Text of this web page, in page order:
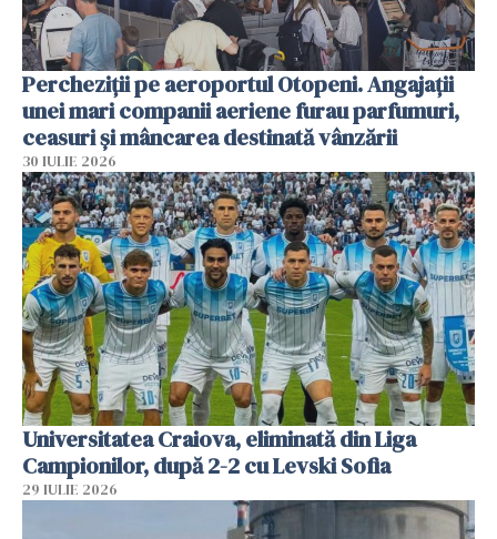
Percheziții pe aeroportul Otopeni. Angajații
unei mari companii aeriene furau parfumuri,
ceasuri și mâncarea destinată vânzării
30 IULIE 2026
Universitatea Craiova, eliminată din Liga
Campionilor, după 2-2 cu Levski Sofia
29 IULIE 2026